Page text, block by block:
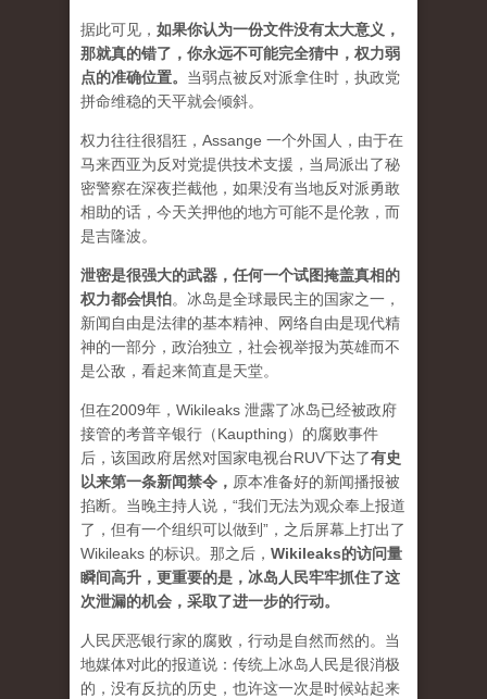
据此可见， 如果你认为一份文件没有太大意义，
那就真的错了，你永远不可能完全猜中，权力弱
点的准确位置。 当弱点被反对派拿住时，执政党
拼命维稳的天平就会倾斜。
权力往往很猖狂，Assange 一个外国人，由于在
马来西亚为反对党提供技术支援，当局派出了秘
密警察在深夜拦截他，如果没有当地反对派勇敢
相助的话，今天关押他的地方可能不是伦敦，而
是吉隆波。
泄密是很强大的武器，任何一个试图掩盖真相的
权力都会惧怕。 冰岛是全球最民主的国家之一，
新闻自由是法律的基本精神、网络自由是现代精
神的一部分，政治独立，社会视举报为英雄而不
是公敌，看起来简直是天堂。
但在2009年，Wikileaks 泄露了冰岛已经被政府
接管的考普辛银行（Kaupthing）的腐败事件
后，该国政府居然对国家电视台RUV下达了有史
以来第一条新闻禁令 ， 原本准备好的新闻播报被
掐断。当晚主持人说，“我们无法为观众奉上报道
了，但有一个组织可以做到”，之后屏幕上打出了
Wikileaks 的标识。那之后， Wikileaks的访问量
瞬间高升，更重要的是，冰岛人民牢牢抓住了这
次泄漏的机会，采取了进一步的行动。
人民厌恶银行家的腐败，行动是自然而然的。当
地媒体对此的报道说：传统上冰岛人民是很消极
的，没有反抗的历史，也许这一次是时候站起来